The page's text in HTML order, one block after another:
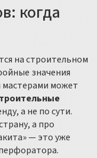
когда
на строительном
значения
может
а не по сути.
а про
— это уже